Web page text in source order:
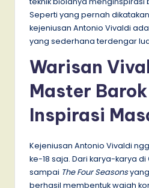
Seperti yang pernah
kejeniusan Antonio Vivaldi
yang sederhana terdengar
Warisan
Master
Inspirasi
Kejeniusan Antonio Vivaldi
ke-18 saja. Dari karya-karya
sampai The Four Seasons
berhasil membentuk wajah